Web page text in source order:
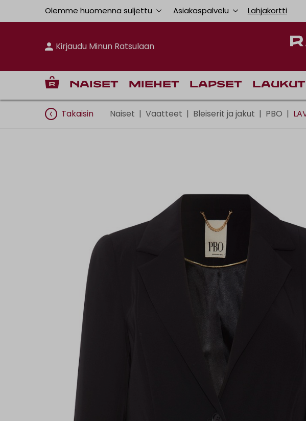
Olemme huomenna suljettu Asiakaspalvelu Lahjakortti
Kirjaudu Minun Ratsulaan
Naiset Miehet Lapset Laukut
Takaisin Naiset | Vaatteet | Bleiserit ja jakut | PBO |